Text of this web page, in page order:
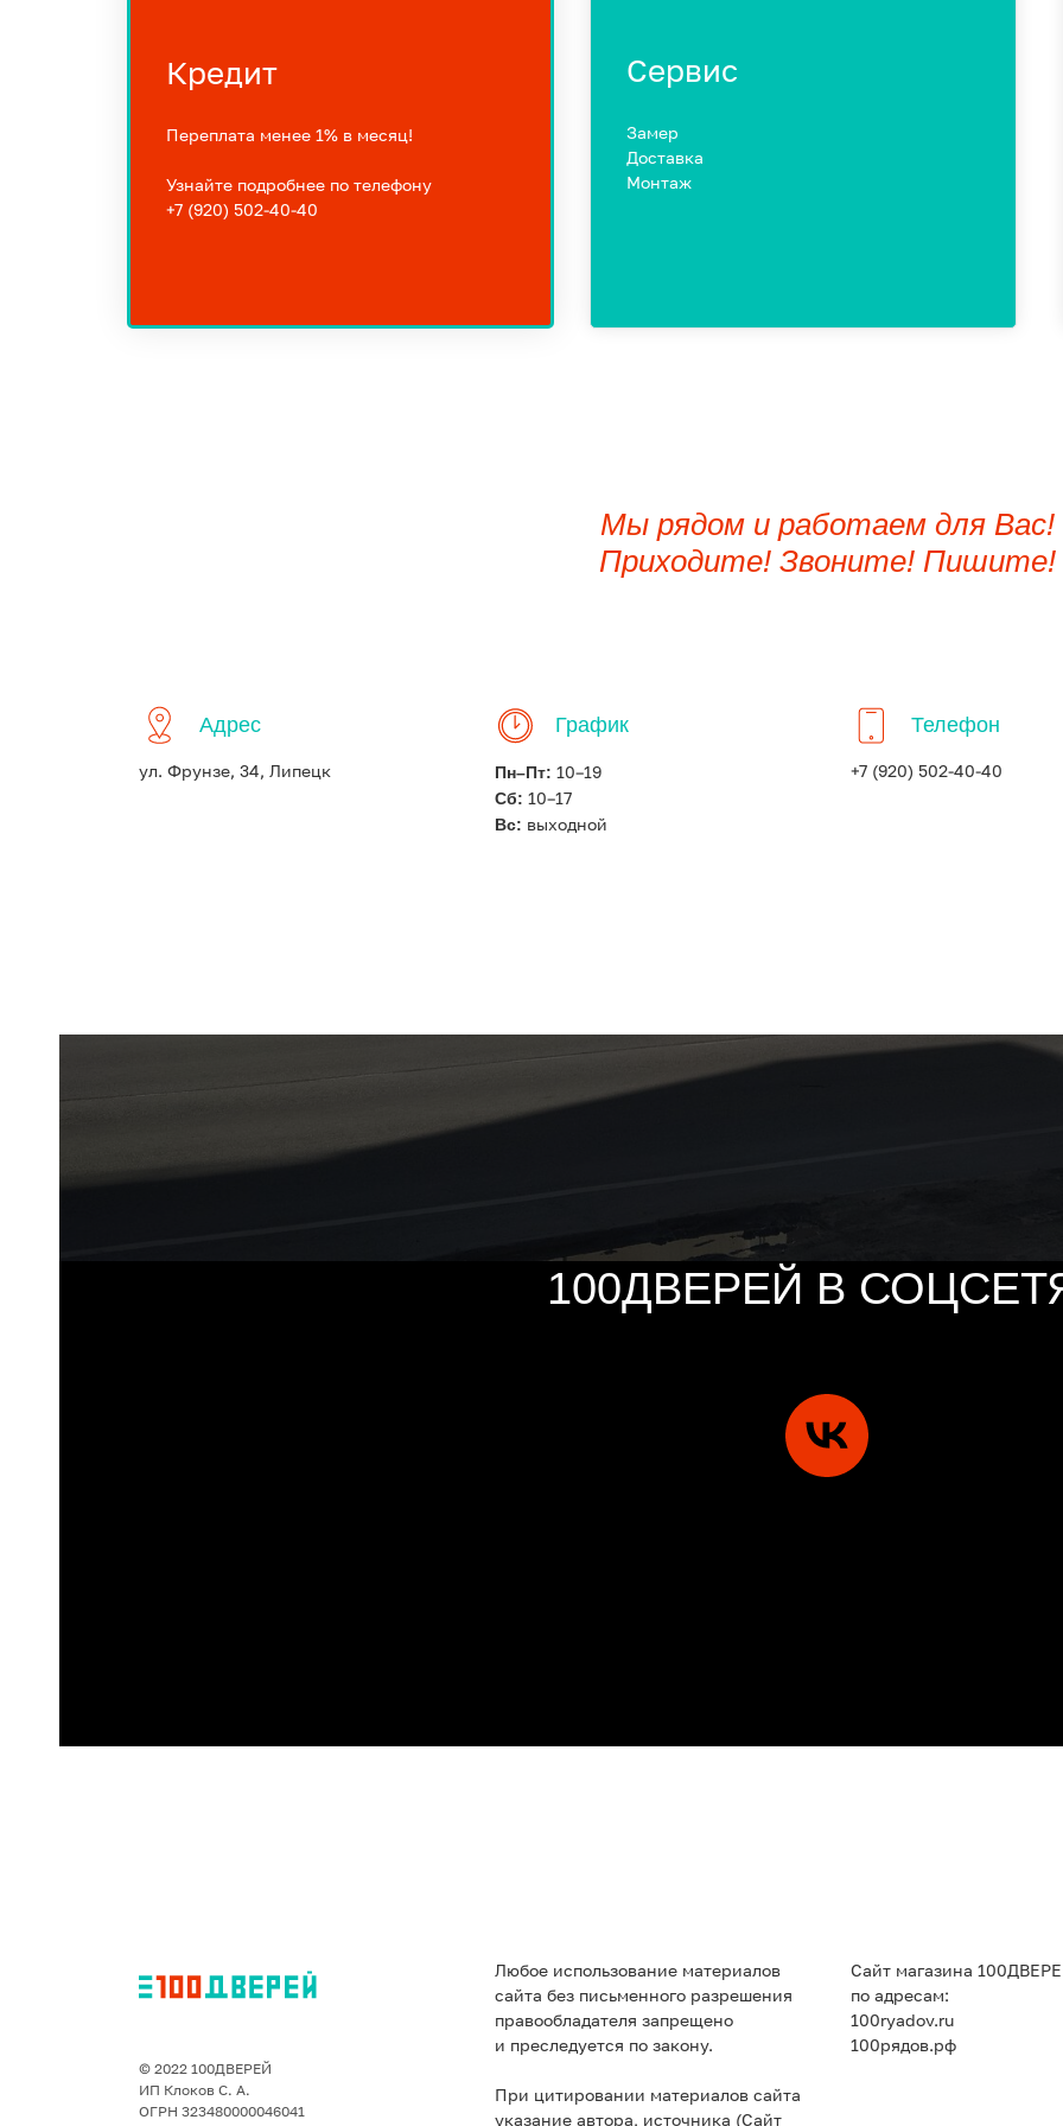
Кредит
Переплата менее 1% в месяц!
Узнайте подробнее по телефону
+7 (920) 502-40-40
Сервис
Замер
Доставка
Монтаж
Мы рядом и работаем для Вас!
Приходите! Звоните! Пишите!
Адрес
ул. Фрунзе, 34, Липецк
График
Пн–Пт: 10–19
Сб: 10–17
Вс: выходной
Телефон
+7 (920) 502-40-40
100ДВЕРЕЙ В
© 2022 100ДВЕРЕЙ
ИП Клоков С. А.
ОГРН 323480000046041
Любое использование материалов
сайта без письменного разрешения
правообладателя запрещено
и преследуется по закону.
При цитировании материалов сайта
указание автора, источника (Сайт
Сайт магазина
по адресам:
100ryadov.ru
100рядов.рф